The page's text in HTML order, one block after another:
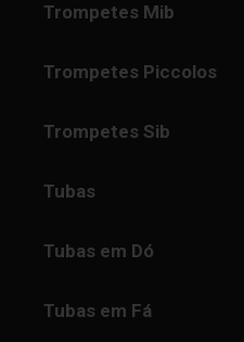
Trompetes Mib
Trompetes Piccolos
Trompetes Sib
Tubas
Tubas em Dó
Tubas em Fá